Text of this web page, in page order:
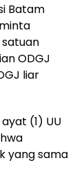
Batam
ODGJ
liar
(1) UU
yang sama